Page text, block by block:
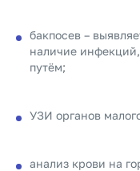
бакпосев –
наличие
путём;
УЗИ органов
анализ крови на